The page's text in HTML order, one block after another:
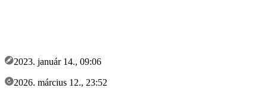
2023. január 14., 09:06
2026. március 12., 23:52